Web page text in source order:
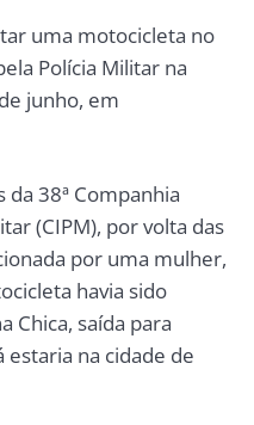
uma motocicleta no
Polícia Militar na
junho, em
38ª Companhia
(CIPM), por volta das
por uma mulher,
havia sido
Chica, saída para
na cidade de